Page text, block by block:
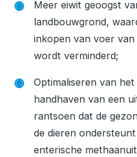
Meer eiwit geoogst
landbouwgrond,
inkopen van voer
wordt verminderd;
Optimaliseren van
handhaven van een
rantsoen dat de
de dieren
enterische